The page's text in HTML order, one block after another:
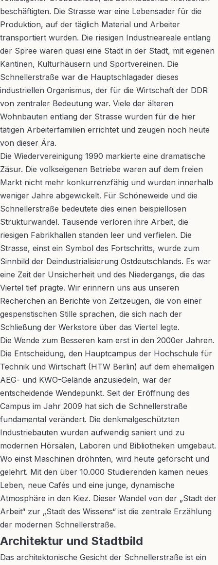
beschäftigten. Die Strasse war eine Lebensader für die
Produktion, auf der täglich Material und Arbeiter
transportiert wurden. Die riesigen Industrieareale entlang
der Spree waren quasi eine Stadt in der Stadt, mit eigenen
Kantinen, Kulturhäusern und Sportvereinen. Die
Schnellerstraße war die Hauptschlagader dieses
industriellen Organismus, der für die Wirtschaft der DDR
von zentraler Bedeutung war. Viele der älteren
Wohnbauten entlang der Strasse wurden für die hier
tätigen Arbeiterfamilien errichtet und zeugen noch heute
von dieser Ära.
Die Wiedervereinigung 1990 markierte eine dramatische
Zäsur. Die volkseigenen Betriebe waren auf dem freien
Markt nicht mehr konkurrenzfähig und wurden innerhalb
weniger Jahre abgewickelt. Für Schöneweide und die
Schnellerstraße bedeutete dies einen beispiellosen
Strukturwandel. Tausende verloren ihre Arbeit, die
riesigen Fabrikhallen standen leer und verfielen. Die
Strasse, einst ein Symbol des Fortschritts, wurde zum
Sinnbild der Deindustrialisierung Ostdeutschlands. Es war
eine Zeit der Unsicherheit und des Niedergangs, die das
Viertel tief prägte. Wir erinnern uns aus unseren
Recherchen an Berichte von Zeitzeugen, die von einer
gespenstischen Stille sprachen, die sich nach der
Schließung der Werkstore über das Viertel legte.
Die Wende zum Besseren kam erst in den 2000er Jahren.
Die Entscheidung, den Hauptcampus der Hochschule für
Technik und Wirtschaft (HTW Berlin) auf dem ehemaligen
AEG- und KWO-Gelände anzusiedeln, war der
entscheidende Wendepunkt. Seit der Eröffnung des
Campus im Jahr 2009 hat sich die Schnellerstraße
fundamental verändert. Die denkmalgeschützten
Industriebauten wurden aufwendig saniert und zu
modernen Hörsälen, Laboren und Bibliotheken umgebaut.
Wo einst Maschinen dröhnten, wird heute geforscht und
gelehrt. Mit den über 10.000 Studierenden kamen neues
Leben, neue Cafés und eine junge, dynamische
Atmosphäre in den Kiez. Dieser Wandel von der „Stadt der
Arbeit“ zur „Stadt des Wissens“ ist die zentrale Erzählung
der modernen Schnellerstraße.
Architektur und Stadtbild
Das architektonische Gesicht der Schnellerstraße ist ein